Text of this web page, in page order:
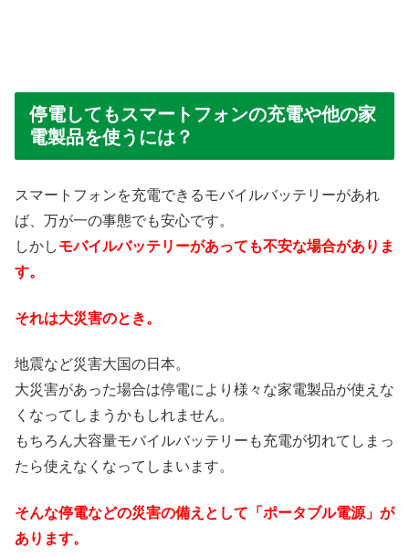
停電してもスマートフォンの充電や他の家
電製品を使うには？
スマートフォンを充電できるモバイルバッテリーがあれ
ば、万が一の事態でも安心です。
しかしモバイルバッテリーがあっても不安な場合がありま
す。
それは大災害のとき。
地震など災害大国の日本。
大災害があった場合は停電により様々な家電製品が使えな
くなってしまうかもしれません。
もちろん大容量モバイルバッテリーも充電が切れてしまっ
たら使えなくなってしまいます。
そんな停電などの災害の備えとして「ポータブル電源」が
あります。